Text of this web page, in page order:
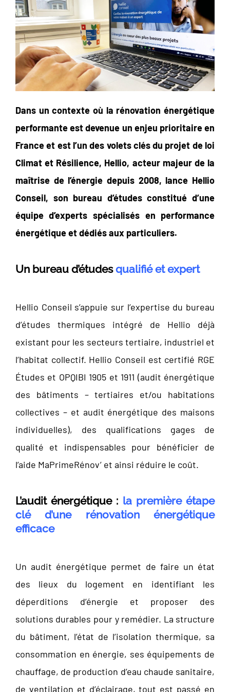
Dans un contexte où la rénovation énergétique
performante est devenue un enjeu prioritaire en
France et est l’un des volets clés du projet de loi
Climat et Résilience, Hellio, acteur majeur de la
maîtrise de l’énergie depuis 2008, lance Hellio
Conseil, son bureau d’études constitué d’une
équipe d’experts spécialisés en performance
énergétique et dédiés aux particuliers.
Un bureau d’étudesqualifié et expert
Hellio Conseil s’appuie sur l’expertise du bureau
d’études thermiques intégré de Hellio déjà
existant pour les secteurs tertiaire, industriel et
l’habitat collectif. Hellio Conseil est certifié RGE
Études et OPQIBI 1905 et 1911 (audit énergétique
des bâtiments – tertiaires et/ou habitations
collectives – et audit énergétique des maisons
individuelles), des qualifications gages de
qualité et indispensables pour bénéficier de
l’aide MaPrimeRénov’ et ainsi réduire le coût.
L’audit énergétique : la première étape
clé d’une rénovationénergétique
efficace
Un audit énergétique permet de faire un état
des lieux du logement en identifiant les
déperditions d’énergie et proposer des
solutions durables pour y remédier. La structure
du bâtiment, l’état de l’isolation thermique, sa
consommation en énergie, ses équipements de
chauffage, de production d’eau chaude sanitaire,
de ventilation et d’éclairage, tout est passé en